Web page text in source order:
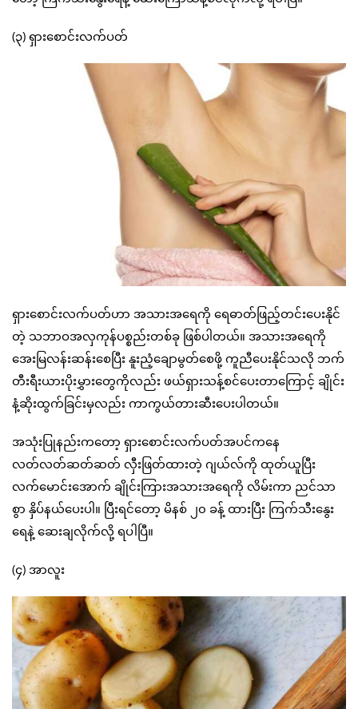
(၃) ရှားစောင်းလက်ပတ်
ရှားစောင်းလက်ပတ်ဟာ အသားအရေကို ရေဓာတ်ဖြည့်တင်းပေးနိုင်
တဲ့ သဘာဝအလှကုန်ပစ္စည်းတစ်ခု ဖြစ်ပါတယ်။ အသားအရေကို
အေးမြလန်းဆန်းစေပြီး နူးညံ့ချောမွတ်စေဖို့ ကူညီပေးနိုင်သလို ဘက်
တီးရီးယားပိုးမွှားတွေကိုလည်း ဖယ်ရှားသန့်စင်ပေးတာကြောင့် ချိုင်း
နံ့ဆိုးထွက်ခြင်းမှလည်း ကာကွယ်တားဆီးပေးပါတယ်။
အသုံးပြုနည်းကတော့ ရှားစောင်းလက်ပတ်အပင်ကနေ
လတ်လတ်ဆတ်ဆတ် လှီးဖြတ်ထားတဲ့ ဂျယ်လ်ကို ထုတ်ယူပြီး
လက်မောင်းအောက် ချိုင်းကြားအသားအရေကို လိမ်းကာ ညင်သာ
စွာ နှိပ်နယ်ပေးပါ။ ပြီးရင်တော့ မိနစ် ၂၀ ခန့် ထားပြီး ကြက်သီးနွေး
ရေနဲ့ ဆေးချလိုက်လို့ ရပါပြီ။
(၄) အာလူး